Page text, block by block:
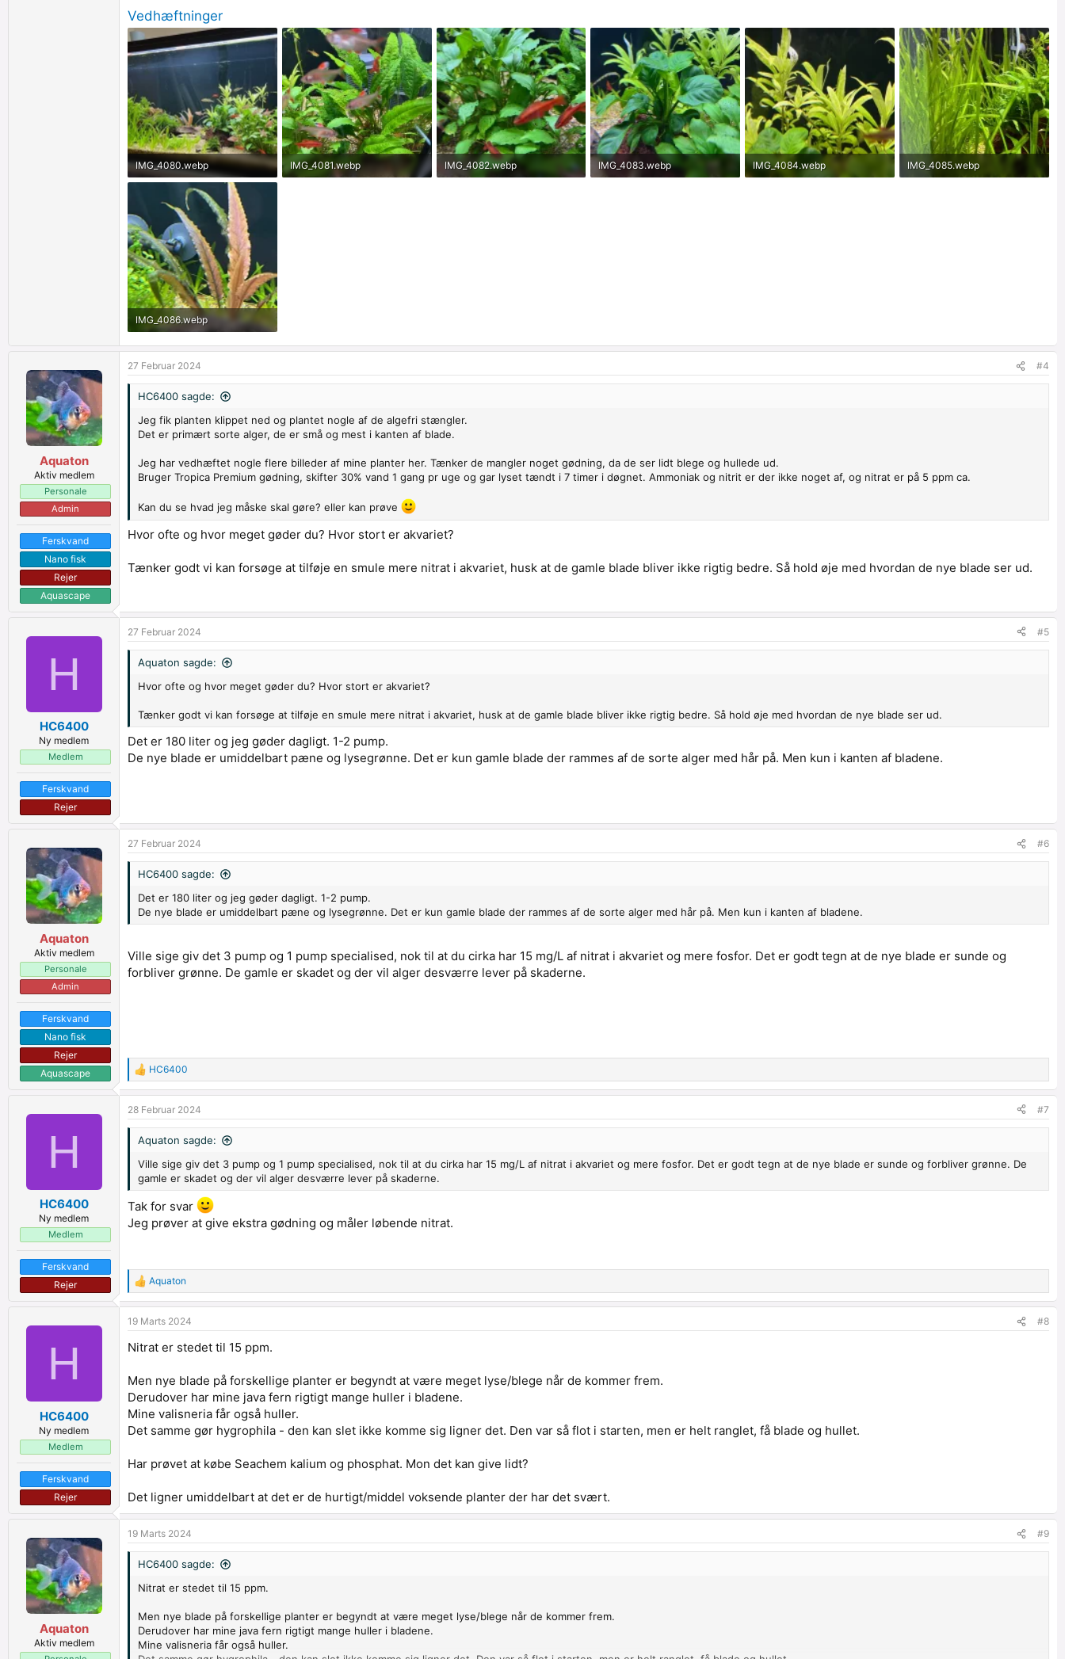
Vedhæftninger
IMG_4080.webp
243.6 KB · Set af: 854
IMG_4081.webp
IMG_4082.webp
IMG_4083.webp
IMG_4084.webp
IMG_4085.webp
IMG_4086.webp
144.2 KB · Set af: 842
Aquaton
Aktiv medlem
Personale
Admin
Ferskvand
Nano fisk
Rejer
Aquascape
27 Februar 2024 #4
HC6400 sagde:
Jeg fik planten klippet ned og plantet nogle af de algefri stængler.
Det er primært sorte alger, de er små og mest i kanten af blade.
Jeg har vedhæftet nogle flere billeder af mine planter her. Tænker de mangler noget gødning, da de ser lidt blege og hullede ud.
Bruger Tropica Premium gødning, skifter 30% vand 1 gang pr uge og gar lyset tændt i 7 timer i døgnet. Ammoniak og nitrit er der ikke noget af, og nitrat er på 5 ppm ca.
Kan du se hvad jeg måske skal gøre? eller kan prøve
Hvor ofte og hvor meget gøder du? Hvor stort er akvariet?
Tænker godt vi kan forsøge at tilføje en smule mere nitrat i akvariet, husk at de gamle blade bliver ikke rigtig bedre. Så hold øje med hvordan de nye blade ser ud.
H
HC6400
Ny medlem
Medlem
Ferskvand
Rejer
27 Februar 2024 #5
Aquaton sagde:
Hvor ofte og hvor meget gøder du? Hvor stort er akvariet?
Tænker godt vi kan forsøge at tilføje en smule mere nitrat i akvariet, husk at de gamle blade bliver ikke rigtig bedre. Så hold øje med hvordan de nye blade ser ud.
Det er 180 liter og jeg gøder dagligt. 1-2 pump.
De nye blade er umiddelbart pæne og lysegrønne. Det er kun gamle blade der rammes af de sorte alger med hår på. Men kun i kanten af bladene.
Aquaton
Aktiv medlem
Personale
Admin
Ferskvand
Nano fisk
Rejer
Aquascape
27 Februar 2024 #6
HC6400 sagde:
Det er 180 liter og jeg gøder dagligt. 1-2 pump.
De nye blade er umiddelbart pæne og lysegrønne. Det er kun gamle blade der rammes af de sorte alger med hår på. Men kun i kanten af bladene.
Ville sige giv det 3 pump og 1 pump specialised, nok til at du cirka har 15 mg/L af nitrat i akvariet og mere fosfor. Det er godt tegn at de nye blade er sunde og
forbliver grønne. De gamle er skadet og der vil alger desværre lever på skaderne.
R
e
a
c
t
n
:
HC6400
H
HC6400
Ny medlem
Medlem
Ferskvand
Rejer
28 Februar 2024 #7
Aquaton sagde:
Ville sige giv det 3 pump og 1 pump specialised, nok til at du cirka har 15 mg/L af nitrat i akvariet og mere fosfor. Det er godt tegn at de nye blade er sunde og forbliver grønne. De
gamle er skadet og der vil alger desværre lever på skaderne.
Tak for svar
Jeg prøver at give ekstra gødning og måler løbende nitrat.
R
e
c
i
n
s
:
Aquaton
H
HC6400
Ny medlem
Medlem
Ferskvand
Rejer
19 Marts 2024 #8
Nitrat er stedet til 15 ppm.
Men nye blade på forskellige planter er begyndt at være meget lyse/blege når de kommer frem.
Derudover har mine java fern rigtigt mange huller i bladene.
Mine valisneria får også huller.
Det samme gør hygrophila - den kan slet ikke komme sig ligner det. Den var så flot i starten, men er helt ranglet, få blade og hullet.
Har prøvet at købe Seachem kalium og phosphat. Mon det kan give lidt?
Det ligner umiddelbart at det er de hurtigt/middel voksende planter der har det svært.
Aquaton
Aktiv medlem
19 Marts 2024 #9
HC6400 sagde:
Nitrat er stedet til 15 ppm.
Men nye blade på forskellige planter er begyndt at være meget lyse/blege når de kommer frem.
Derudover har mine java fern rigtigt mange huller i bladene.
Mine valisneria får også huller.